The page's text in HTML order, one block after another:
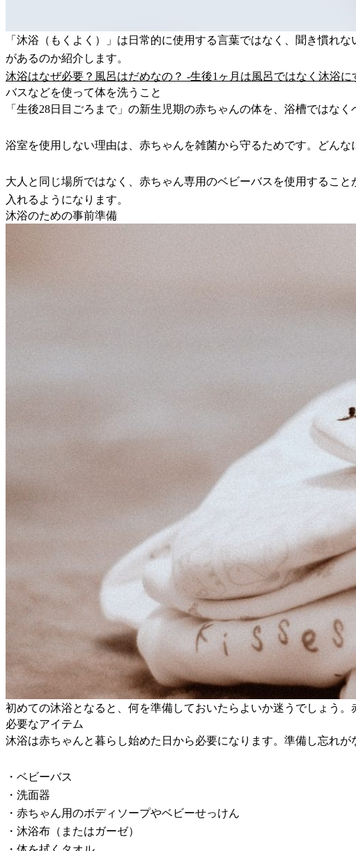
「沐浴（もくよく）」は日常的に使用する言葉ではなく、聞き慣れ
があるのか紹介します。
沐浴はなぜ必要？風呂はだめなの？ -生後1ヶ月は風呂ではなく沐浴に
バスなどを使って体を洗うこと
「生後28日目ごろまで」の新生児期の赤ちゃんの体を、浴槽ではな
浴室を使用しない理由は、赤ちゃんを雑菌から守るためです。どん
大人と同じ場所ではなく、赤ちゃん専用のベビーバスを使用するこ
入れるようになります。
沐浴のための事前準備
初めての沐浴となると、何を準備しておいたらよいか迷うでしょう
必要なアイテム
沐浴は赤ちゃんと暮らし始めた日から必要になります。準備し忘れ
・ベビーバス
・洗面器
・赤ちゃん用のボディソープやベビーせっけん
・沐浴布（またはガーゼ）